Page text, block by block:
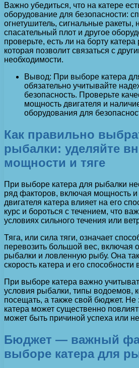
Важно убедиться, что на катере
оборудование для безопасности:
огнетушитель, сигнальные ракеты,
спасательный плот и другое
проверьте, есть ли на борту
которая позволит связаться с
необходимости.
Вывод: При выборе катера
обязательно учитывайте
безопасность. Проверьте
мощность двигателя и
оборудования для
Как правильно
рыбалки: уделяйте
мощности и тяге
При выборе катера для рыбалки
ряд факторов, включая мощность и
двигателя катера влияет на его
курс и бороться с течением, что
условиях сильного течения или
Тяга, или сила тяги, означает
перевозить большой вес, включая
рыбалки и ловленную рыбу. Она
скорость катера и его
При выборе катера важно
условия рыбалки, типы водоемов,
посещать, а также свой бюджет.
катера может существенно
может быть причиной успеха или
Бюджет — важный
выборе катера для